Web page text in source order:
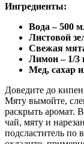
Ингредиенты:
Вода – 500
Листовой
Свежая
Лимон – 1/3
Мед, сахар
Доведите до
Мяту вымойте,
раскрыть аромат.
чай, мяту и
подсластитель по